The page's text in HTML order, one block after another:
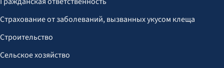
Страхование от заболеваний, вызванных укусом клеща
Строительство
Сельское хозяйство